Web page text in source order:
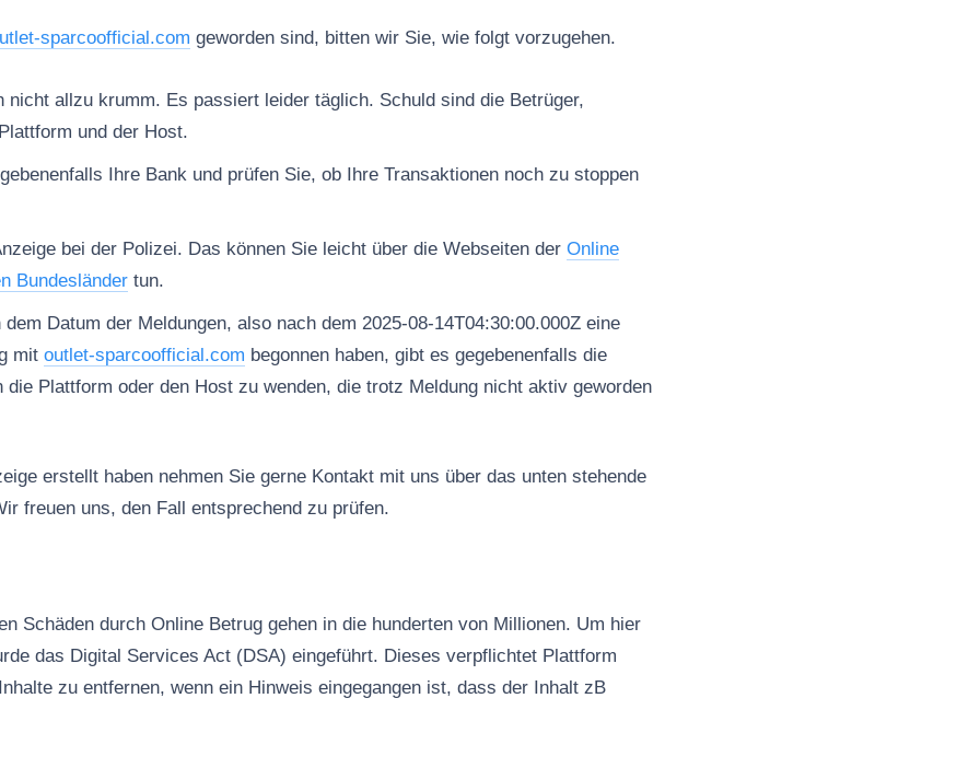
sparcoofficial.com geworden sind, bitten wir Sie, wie folgt vorzugehen.
nicht allzu krumm. Es passiert leider täglich. Schuld sind die Betrüger,
und der Host.
Ihre Bank und prüfen Sie, ob Ihre Transaktionen noch zu stoppen
bei der Polizei. Das können Sie leicht über die Webseiten der Online
Bundesländer tun.
Datum der Meldungen, also nach dem 2025-08-14T04:30:00.000Z eine
mit outlet-sparcoofficial.com begonnen haben, gibt es gegebenenfalls die
Plattform oder den Host zu wenden, die trotz Meldung nicht aktiv geworden
erstellt haben nehmen Sie gerne Kontakt mit uns über das unten stehende
freuen uns, den Fall entsprechend zu prüfen.
Schäden durch Online Betrug gehen in die hunderten von Millionen. Um hier
das Digital Services Act (DSA) eingeführt. Dieses verpflichtet Plattform
zu entfernen, wenn ein Hinweis eingegangen ist, dass der Inhalt zB